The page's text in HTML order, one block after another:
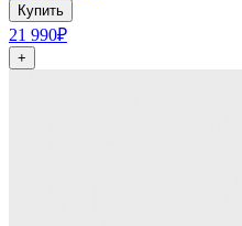
Купить
21 990₽
+